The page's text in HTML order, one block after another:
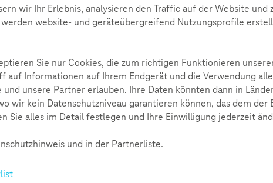
Umfrage: Erkennen Sie Fake News?
wir Ihr Erlebnis, analysieren den Traffic auf der Website und
website- und geräteübergreifend Nutzungsprofile
Sie nur Cookies, die zum richtigen Funktionieren
auf Informationen auf Ihrem Endgerät und die Verwendung
unsere Partner erlauben. Ihre Daten könnten dann in
wir kein Datenschutzniveau garantieren können, das dem der
Sie alles im Detail festlegen und Ihre Einwilligung jederzeit
und in der Partnerliste.